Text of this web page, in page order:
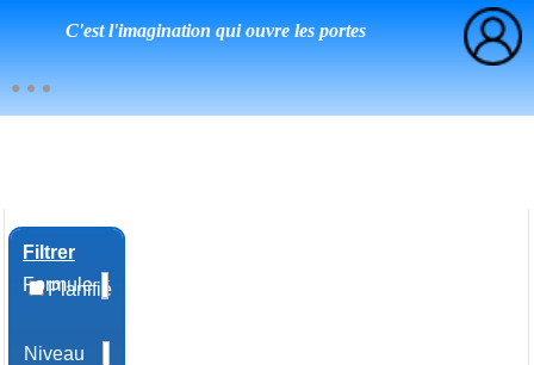
C'est l'imagination qui ouvre les portes
Filtrer
Planifié
Formule
Niveau